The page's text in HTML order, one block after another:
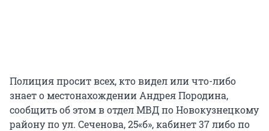
Полиция просит всех, кто видел или что-либо
знает о местонахождении Андрея Породина,
сообщить об этом в отдел МВД по Новокузнецкому
району по ул. Сеченова, 25«б», кабинет 37 либо по